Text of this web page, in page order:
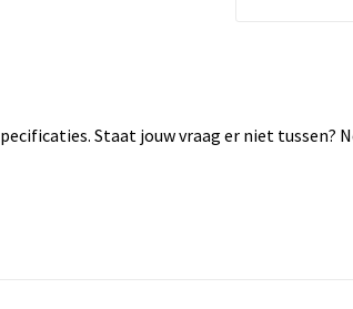
Staat jouw vraag er niet tussen?